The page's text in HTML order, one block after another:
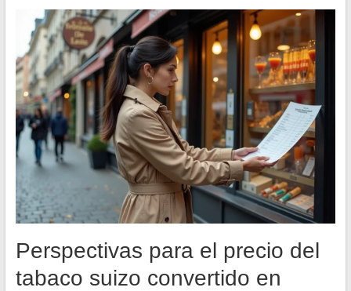
Perspectivas para el precio del
tabaco suizo convertido en